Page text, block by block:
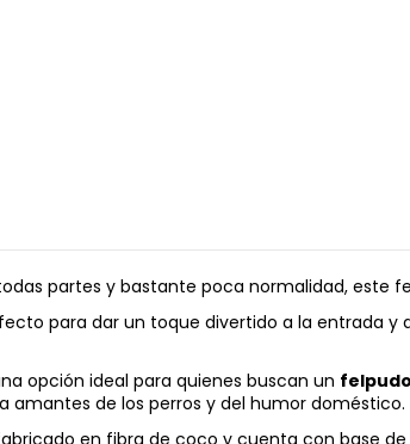
partes y bastante poca normalidad, este
para dar un toque divertido a la entrada y
opción ideal para quienes buscan un felpudo
amantes de los perros y del humor doméstico.